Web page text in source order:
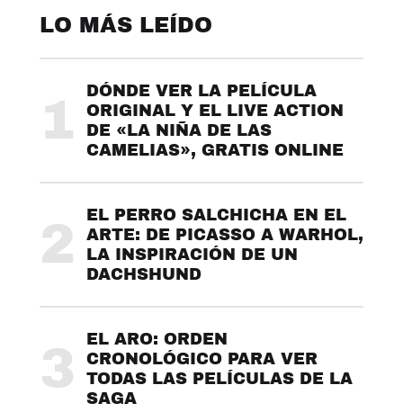
LO MÁS LEÍDO
1
DÓNDE VER LA PELÍCULA
ORIGINAL Y EL LIVE ACTION
DE «LA NIÑA DE LAS
CAMELIAS», GRATIS ONLINE
2
EL PERRO SALCHICHA EN EL
ARTE: DE PICASSO A WARHOL,
LA INSPIRACIÓN DE UN
DACHSHUND
3
EL ARO: ORDEN
CRONOLÓGICO PARA VER
TODAS LAS PELÍCULAS DE LA
SAGA